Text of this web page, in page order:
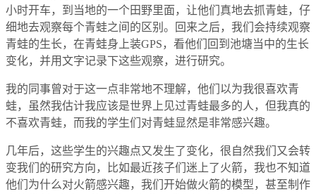
小时开车，到当地的一个田野里面，让他们真地去抓青蛙，仔
细地去观察每个青蛙之间的区别。回来之后，我们会持续观察
青蛙的生长，在青蛙身上装GPS，看他们回到池塘当中的生长
变化，并用文字记录下这些观察，进行研究。
我的同事曾对于这一点非常地不理解，他们以为我很喜欢青
蛙，虽然我估计我应该是世界上见过青蛙最多的人，但我真的
不喜欢青蛙，而我的学生们对青蛙显然是非常感兴趣。
几年后，这些学生的兴趣点又发生了变化，很自然我们又会转
变我们的研究方向，比如最近孩子们迷上了火箭，我也不知道
他们为什么对火箭感兴趣，我们开始做火箭的模型，甚至制作